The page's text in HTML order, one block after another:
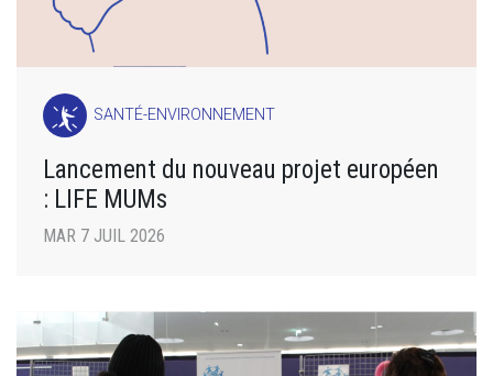
SANTÉ-ENVIRONNEMENT
Lancement du nouveau projet européen
: LIFE MUMs
MAR 7 JUIL 2026